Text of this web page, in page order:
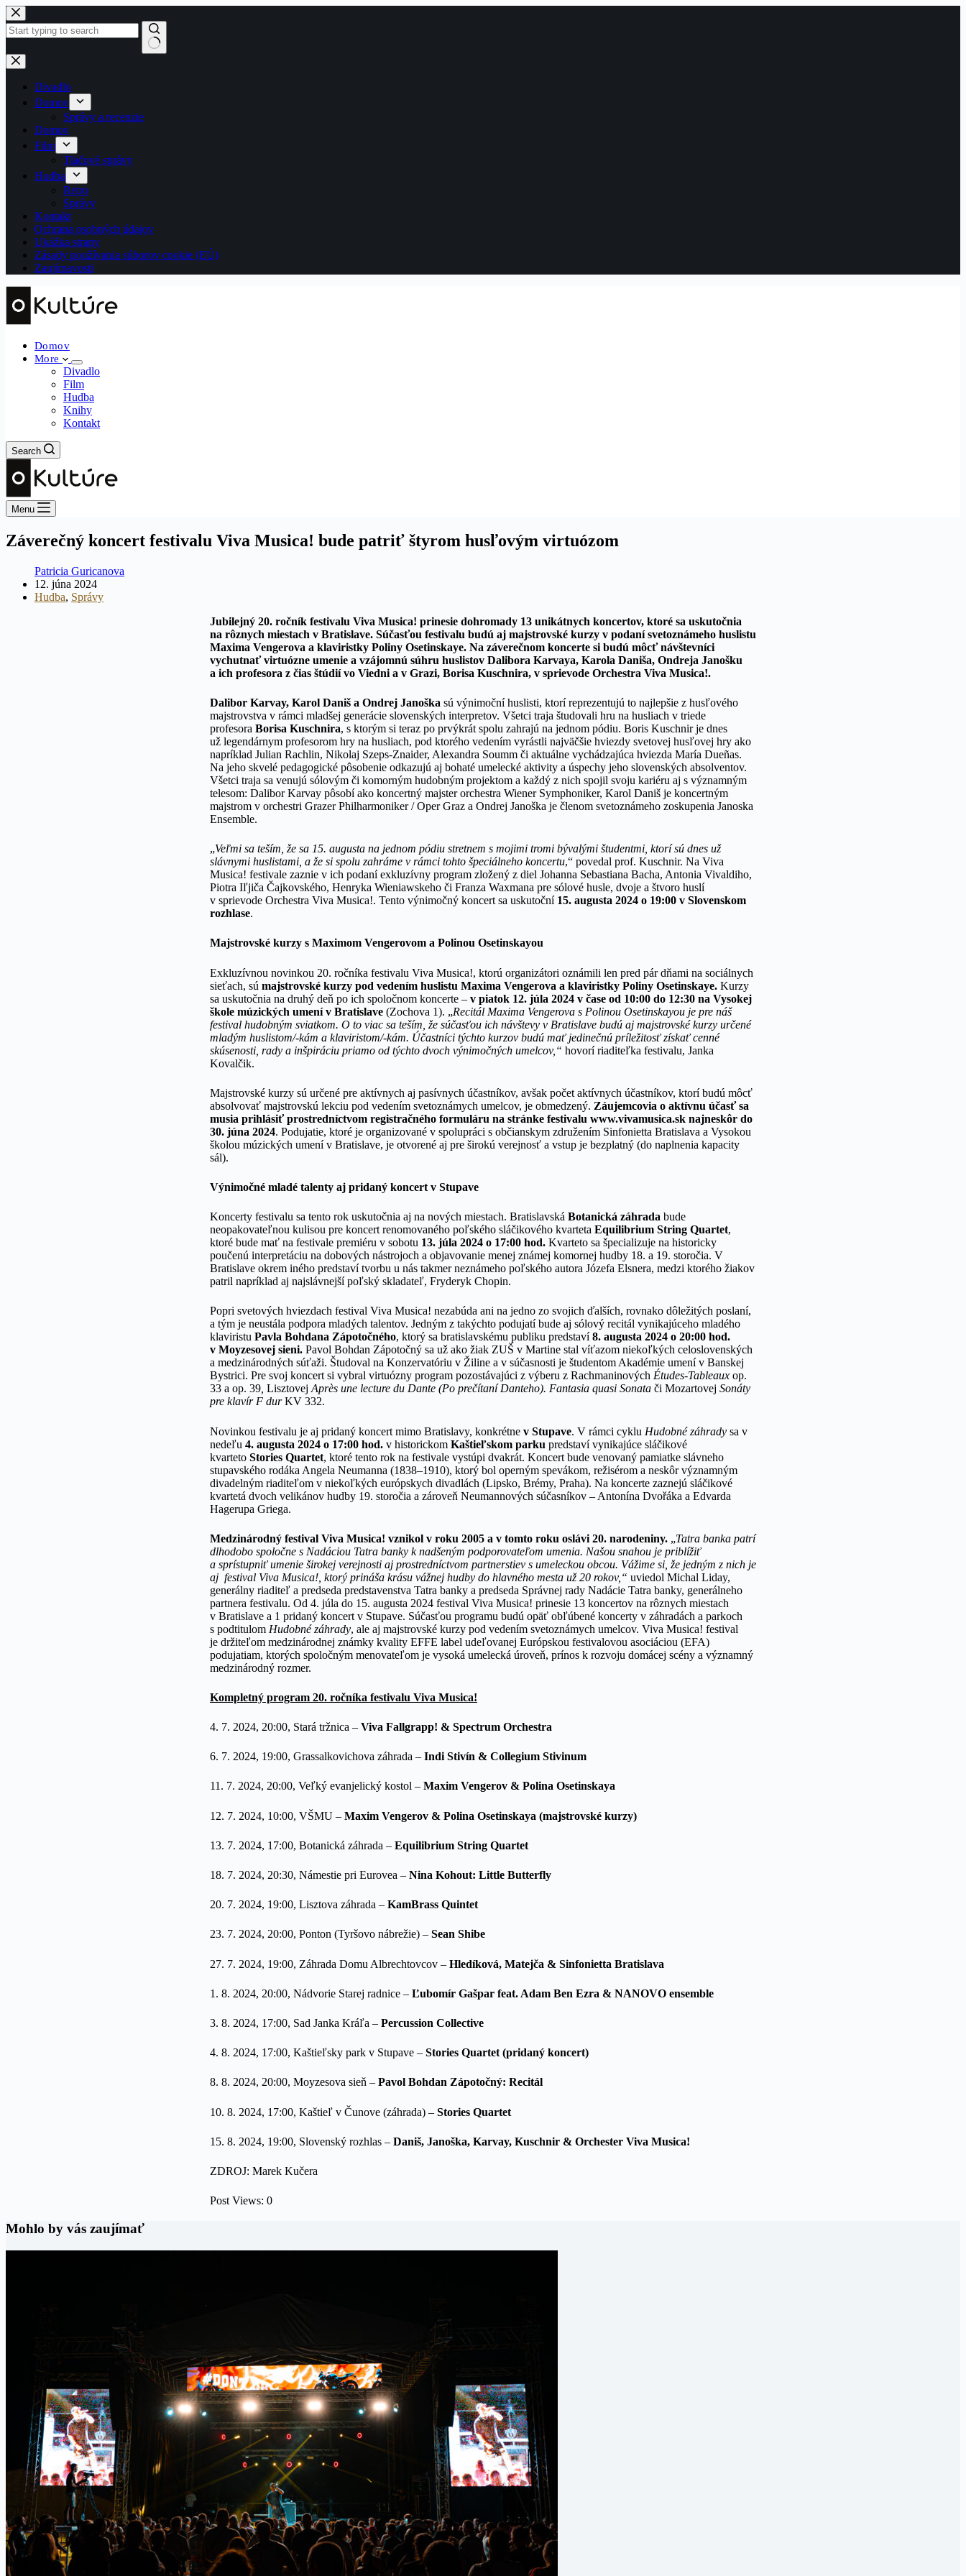
Skip
to
content
No
results
Divadlo
Domov
Správy a recenzie
Domov
Film
Tlačové správy
Hudba
Retro
Správy
Kontakt
Ochrana osobných údajov
Ukážka strany
Zásady používania súborov cookie (EÚ)
Zaujímavosti
Domov
More
Divadlo
Film
Hudba
Knihy
Kontakt
Search
Menu
Záverečný koncert festivalu Viva Musica! bude patriť štyrom husľovým virtuózom
Patricia Guricanova
12. júna 2024
Hudba, Správy
Jubilejný 20. ročník festivalu Viva Musica! prinesie dohromady 13 unikátnych koncertov, ktoré sa uskutočnia
na rôznych miestach v Bratislave. Súčasťou festivalu budú aj majstrovské kurzy v podaní svetoznámeho huslistu
Maxima Vengerova a klaviristky Poliny Osetinskaye. Na záverečnom koncerte si budú môcť návštevníci
vychutnať virtuózne umenie a vzájomnú súhru huslistov Dalibora Karvaya, Karola Daniša, Ondreja Janošku
a ich profesora z čias štúdií vo Viedni a v Grazi, Borisa Kuschnira, v sprievode Orchestra Viva Musica!.
Dalibor Karvay, Karol Daniš a Ondrej Janoška sú výnimoční huslisti, ktorí reprezentujú to najlepšie z husľového
majstrovstva v rámci mladšej generácie slovenských interpretov. Všetci traja študovali hru na husliach v triede
profesora Borisa Kuschnira, s ktorým si teraz po prvýkrát spolu zahrajú na jednom pódiu. Boris Kuschnir je dnes
už legendárnym profesorom hry na husliach, pod ktorého vedením vyrástli najväčšie hviezdy svetovej husľovej hry ako
napríklad Julian Rachlin, Nikolaj Szeps-Znaider, Alexandra Soumm či aktuálne vychádzajúca hviezda María Dueñas.
Na jeho skvelé pedagogické pôsobenie odkazujú aj bohaté umelecké aktivity a úspechy jeho slovenských absolventov.
Všetci traja sa venujú sólovým či komorným hudobným projektom a každý z nich spojil svoju kariéru aj s významným
telesom: Dalibor Karvay pôsobí ako koncertný majster orchestra Wiener Symphoniker, Karol Daniš je koncertným
majstrom v orchestri Grazer Philharmoniker / Oper Graz a Ondrej Janoška je členom svetoznámeho zoskupenia Janoska
Ensemble.
„Veľmi sa teším, že sa 15. augusta na jednom pódiu stretnem s mojimi tromi bývalými študentmi, ktorí sú dnes už
slávnymi huslistami, a že si spolu zahráme v rámci tohto špeciálneho koncertu,“ povedal prof. Kuschnir. Na Viva
Musica! festivale zaznie v ich podaní exkluzívny program zložený z diel Johanna Sebastiana Bacha, Antonia Vivaldiho,
Piotra Iľjiča Čajkovského, Henryka Wieniawskeho či Franza Waxmana pre sólové husle, dvoje a štvoro huslí
v sprievode Orchestra Viva Musica!. Tento výnimočný koncert sa uskutoční 15. augusta 2024 o 19:00 v Slovenskom
rozhlase.
Majstrovské kurzy s Maximom Vengerovom a Polinou Osetinskayou
Exkluzívnou novinkou 20. ročníka festivalu Viva Musica!, ktorú organizátori oznámili len pred pár dňami na sociálnych
sieťach, sú majstrovské kurzy pod vedením huslistu Maxima Vengerova a klaviristky Poliny Osetinskaye. Kurzy
sa uskutočnia na druhý deň po ich spoločnom koncerte – v piatok 12. júla 2024 v čase od 10:00 do 12:30 na Vysokej
škole múzických umení v Bratislave (Zochova 1). „Recitál Maxima Vengerova s Polinou Osetinskayou je pre náš
festival hudobným sviatkom. O to viac sa teším, že súčasťou ich návštevy v Bratislave budú aj majstrovské kurzy určené
mladým huslistom/-kám a klaviristom/-kám. Účastníci týchto kurzov budú mať jedinečnú príležitosť získať cenné
skúsenosti, rady a inšpiráciu priamo od týchto dvoch výnimočných umelcov,“ hovorí riaditeľka festivalu, Janka
Kovalčik.
Majstrovské kurzy sú určené pre aktívnych aj pasívnych účastníkov, avšak počet aktívnych účastníkov, ktorí budú môcť
absolvovať majstrovskú lekciu pod vedením svetoznámych umelcov, je obmedzený. Záujemcovia o aktívnu účasť sa
musia prihlásiť prostredníctvom registračného formuláru na stránke festivalu www.vivamusica.sk najneskôr do
30. júna 2024. Podujatie, ktoré je organizované v spolupráci s občianskym združením Sinfonietta Bratislava a Vysokou
školou múzických umení v Bratislave, je otvorené aj pre širokú verejnosť a vstup je bezplatný (do naplnenia kapacity
sál).
Výnimočné mladé talenty aj pridaný koncert v Stupave
Koncerty festivalu sa tento rok uskutočnia aj na nových miestach. Bratislavská Botanická záhrada bude
neopakovateľnou kulisou pre koncert renomovaného poľského sláčikového kvarteta Equilibrium String Quartet,
ktoré bude mať na festivale premiéru v sobotu 13. júla 2024 o 17:00 hod. Kvarteto sa špecializuje na historicky
poučenú interpretáciu na dobových nástrojoch a objavovanie menej známej komornej hudby 18. a 19. storočia. V
Bratislave okrem iného predstaví tvorbu u nás takmer neznámeho poľského autora Józefa Elsnera, medzi ktorého žiakov
patril napríklad aj najslávnejší poľský skladateľ, Fryderyk Chopin.
Popri svetových hviezdach festival Viva Musica! nezabúda ani na jedno zo svojich ďalších, rovnako dôležitých poslaní,
a tým je neustála podpora mladých talentov. Jedným z takýchto podujatí bude aj sólový recitál vynikajúceho mladého
klaviristu Pavla Bohdana Zápotočného, ktorý sa bratislavskému publiku predstaví8. augusta 2024 o 20:00 hod.
v Moyzesovej sieni. Pavol Bohdan Zápotočný sa už ako žiak ZUŠ v Martine stal víťazom niekoľkých celoslovenských
a medzinárodných súťaži. Študoval na Konzervatóriu v Žiline a v súčasnosti je študentom Akadémie umení v Banskej
Bystrici. Pre svoj koncert si vybral virtuózny program pozostávajúci z výberu z Rachmaninových Études-Tableaux op.
33 a op. 39 Lisztovej Après une lecture du Dante (Po prečítaní Danteho). Fantasia quasi Sonata či Mozartovej Sonáty
pre klavír F durKV 332.
Novinkou festivalu je aj pridaný koncert mimo Bratislavy, konkrétne v Stupave. V rámci cyklu Hudobné záhrady sa v
nedeľu 4. augusta 2024 o 17:00 hod. v historickom Kaštieľskom parku predstaví vynikajúce sláčikové
kvarteto Stories Quartet, ktoré tento rok na festivale vystúpi dvakrát. Koncert bude venovaný pamiatke slávneho
stupavského rodáka Angela Neumanna (1838–1910), ktorý bol operným spevákom, režisérom a neskôr významným
divadelným riaditeľom v niekoľkých európskych divadlách (Lipsko, Brémy, Praha). Na koncerte zaznejú sláčikové
kvartetá dvoch velikánov hudby 19. storočia a zároveň Neumannových súčasníkov – Antonína Dvořáka a Edvarda
Hagerupa Griega.
Medzinárodný festival Viva Musica! vznikol v roku 2005 a v tomto roku oslávi 20. narodeniny. „Tatra banka patrí
dlhodobo spoločne s Nadáciou Tatra banky k nadšeným podporovateľom umenia. Našou snahou je priblížiť
a sprístupniť umenie širokej verejnosti aj prostredníctvom partnerstiev s umeleckou obcou. Vážime si, že jedným z nich je
aj festival Viva Musica!, ktorý prináša krásu vážnej hudby do hlavného mesta už 20 rokov,“ uviedol Michal Liday,
generálny riaditeľ a predseda predstavenstva Tatra banky a predseda Správnej rady Nadácie Tatra banky, generálneho
partnera festivalu. Od 4. júla do 15. augusta 2024 festival Viva Musica! prinesie 13 koncertov na rôznych miestach
v Bratislave a 1 pridaný koncert v Stupave. Súčasťou programu budú opäť obľúbené koncerty v záhradách a parkoch
s podtitulom Hudobné záhrady, ale aj majstrovské kurzy pod vedením svetoznámych umelcov. Viva Musica! festival
je držiteľom medzinárodnej známky kvality EFFE label udeľovanej Európskou festivalovou asociáciou (EFA)
podujatiam, ktorých spoločným menovateľom je vysoká umelecká úroveň, prínos k rozvoju domácej scény a významný
medzinárodný rozmer.
Kompletný program 20. ročníka festivalu Viva Musica!
4. 7. 2024, 20:00, Stará tržnica – Viva Fallgrapp! & Spectrum Orchestra
6. 7. 2024, 19:00, Grassalkovichova záhrada – Indi Stivín & Collegium Stivinum
11. 7. 2024, 20:00, Veľký evanjelický kostol – Maxim Vengerov & Polina Osetinskaya
12. 7. 2024, 10:00, VŠMU – Maxim Vengerov & Polina Osetinskaya (majstrovské kurzy)
13. 7. 2024, 17:00, Botanická záhrada – Equilibrium String Quartet
18. 7. 2024, 20:30, Námestie pri Eurovea – Nina Kohout: Little Butterfly
20. 7. 2024, 19:00, Lisztova záhrada – KamBrass Quintet
23. 7. 2024, 20:00, Ponton (Tyršovo nábrežie) – Sean Shibe
27. 7. 2024, 19:00, Záhrada Domu Albrechtovcov – Hledíková, Matejča & Sinfonietta Bratislava
1. 8. 2024, 20:00, Nádvorie Starej radnice – Ľubomír Gašpar feat. Adam Ben Ezra & NANOVO ensemble
3. 8. 2024, 17:00, Sad Janka Kráľa – Percussion Collective
4. 8. 2024, 17:00, Kaštieľsky park v Stupave – Stories Quartet (pridaný koncert)
8. 8. 2024, 20:00, Moyzesova sieň – Pavol Bohdan Zápotočný: Recitál
10. 8. 2024, 17:00, Kaštieľ v Čunove (záhrada) – Stories Quartet
15. 8. 2024, 19:00, Slovenský rozhlas – Daniš, Janoška, Karvay, Kuschnir & Orchester Viva Musica!
ZDROJ: Marek Kučera
Post Views: 0
Mohlo by vás zaujímať